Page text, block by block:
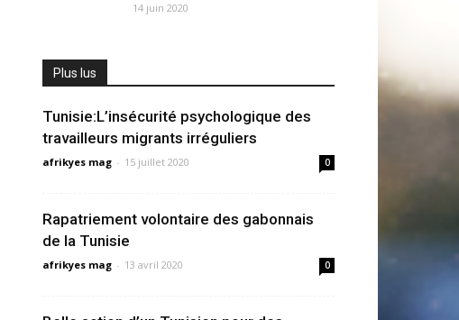
14 juin 2020
Plus lus
Tunisie:L’insécurité psychologique des
travailleurs migrants irréguliers
afrikyes mag - 15 juillet 2020 0
Rapatriement volontaire des gabonnais
de la Tunisie
afrikyes mag - 13 avril 2020 0